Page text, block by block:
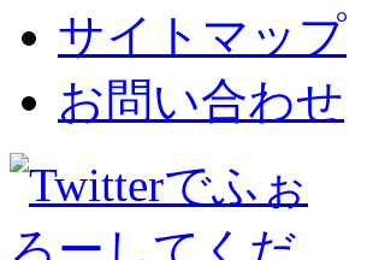
サイトマップ
お問い合わせ